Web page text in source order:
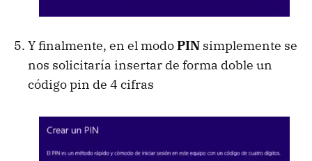
Y finalmente, en el modoPIN simplemente se
nos solicitaría insertar de forma doble un
código pin de 4 cifras